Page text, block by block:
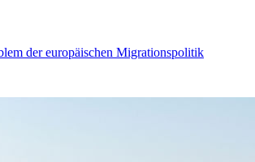
der europäischen Migrationspolitik